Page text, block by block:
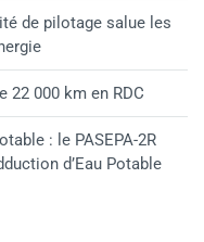
de pilotage salue les
22 000 km en RDC
: le PASEPA-2R
d’Eau Potable